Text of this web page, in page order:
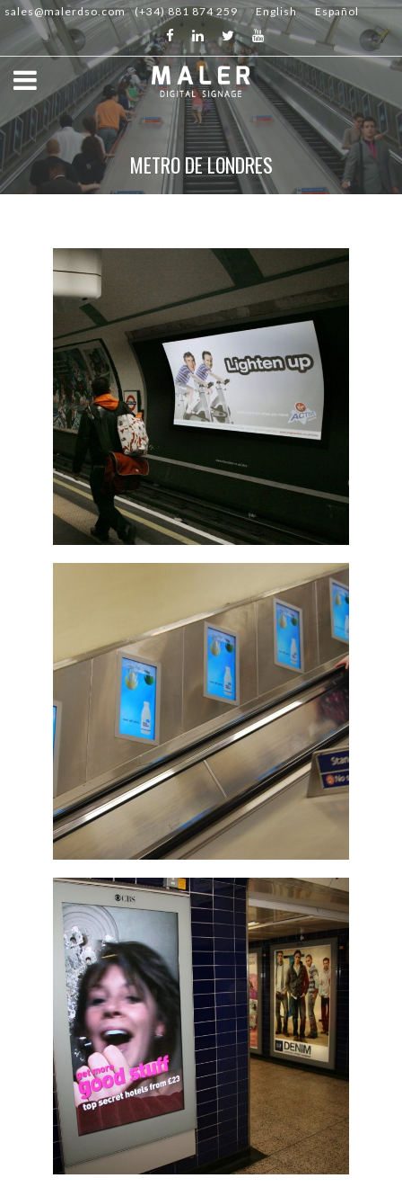
sales@malerdso.com (+34) 881 874 259 English Español
METRO DE LONDRES